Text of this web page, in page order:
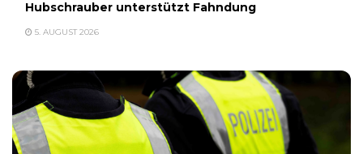
Hubschrauber unterstützt Fahndung
5. AUGUST 2026